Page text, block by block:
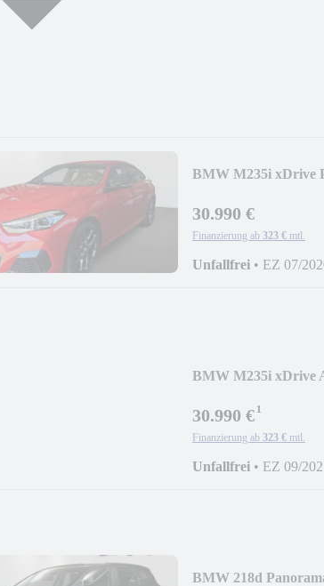
BMW M235i xDrive
30.990 €
Finanzierung ab 323 € mtl.
Unfallfrei • EZ 07/
BMW M235i xDrive
30.990 €¹
Finanzierung ab 323 € mtl.
Unfallfrei • EZ 09/
BMW 218d